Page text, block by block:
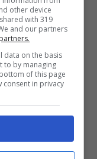
10 assist ogni
con
record
allaRomae
other device
with 319
and our partners
data on the basis
to by managing
of this page
consent in privacy